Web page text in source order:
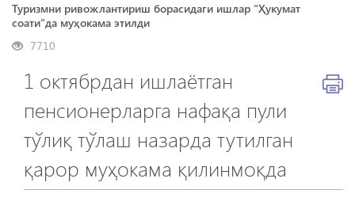
Туризмни ривожлантириш борасидаги ишлар “Ҳукумат
соати”да муҳокама этилди
7710
1 октябрдан ишлаётган
пенсионерларга нафақа пули
тўлиқ тўлаш назарда тутилган
қарор муҳокама қилинмоқда